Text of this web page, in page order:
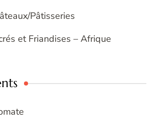
Pâtisseries
et Friandises – Afrique